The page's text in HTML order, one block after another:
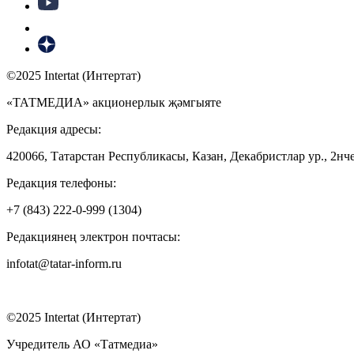
©2025 Intertat (Интертат)
«ТАТМЕДИА» акционерлык җәмгыяте
Редакция адресы:
420066, Татарстан Республикасы, Казан, Декабристлар ур.,
Редакция телефоны:
+7 (843) 222-0-999 (1304)
Редакциянең электрон почтасы:
infotat@tatar-inform.ru
©2025 Intertat (Интертат)
Учредитель АО «Татмедиа»